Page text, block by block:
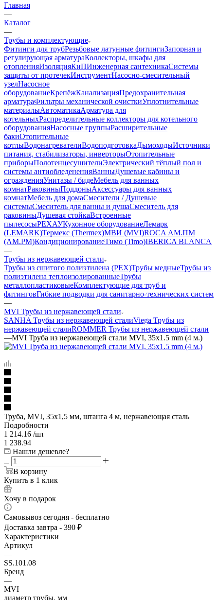
Главная
—
Каталог
—
Трубы и комплектующие
Фитинги для трубРезьбовые латунные фитингиЗапорная и
регулирующая арматураКоллекторы, шкафы для
отопленияИзоляцияКиПИнженерная сантехникаСистемы
защиты от протечекИнструментНасосно-смесительный
узелНасосное
оборудованиеКрепёжКанализацияПредохранительная
арматураФильтры механической очисткиУплотнительные
материалыАвтоматикаАрматура для
котельныхРаспределительные коллекторы для котельного
оборудованияНасосные группыРасширительные
бакиОтопительные
котлыВодонагревателиВодоподготовкаДымоходыИсточники
питания, стабилизаторы, инверторыОтопительные
приборыПолотенцесушителиЭлектрический тёплый пол и
системы антиобледененияВанныДушевые кабины и
огражденияУнитазы / бидеМебель для ванных
комнатРаковиныПоддоныАксессуары для ванных
комнатМебель для домаСмесители / Душевые
системыСмеситель для ванны и душаСмеситель для
раковиныДушевая стойкаВстроенные
пылесосыРЕХАУКухонное оборудованиеЛемарк
(LEMARK)Термекс (Thermex)МВИ (MVI)ROCA АМ.ПМ
(AM.PM)КондиционированиеТимо (Timo)IBERICA BLANCA
—
Трубы из нержавеющей стали
Трубы из сшитого полиэтилена (PEX)Трубы медныеТрубы из
полиэтилена теплоизолированныеТрубы
металлопластиковыеКомплектующие для труб и
фитинговГибкие подводки для санитарно-технических систем
—
MVI Трубы из нержавеющей стали
SANHA Трубы из нержавеющей сталиViega Трубы из
нержавеющей сталиROMMER Трубы из нержавеющей стали
—MVI Труба из нержавеющей стали MVI, 35х1.5 mm (4 м.)
Труба, MVI, 35x1,5 мм, штанга 4 м, нержавеющая сталь
Подробности
1 214.16 /шт
1 238.94
Нашли дешевле?
В корзину
Купить в 1 клик
Хочу в подарок
Самовывоз сегодня - бесплатно
Доставка завтра - 390 ₽
Характеристики
Артикул
—
SS.101.08
Бренд
—
MVI
диаметр трубы, мм